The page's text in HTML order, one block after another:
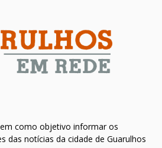
como objetivo informar os
das notícias da cidade de Guarulhos